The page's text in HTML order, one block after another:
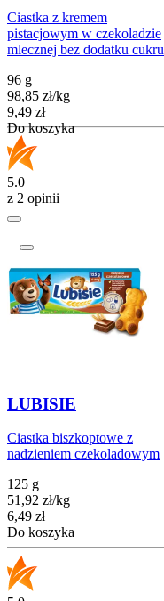
Ciastka z kremem
pistacjowym w czekoladzie
mlecznej bez dodatku cukru
96 g
98,85 zł/kg
Cena
9,49 zł
Do koszyka
5.0
z 2 opinii
LUBISIE
Ciastka biszkoptowe z
nadzieniem czekoladowym
125 g
51,92 zł/kg
Cena
6,49 zł
Do koszyka